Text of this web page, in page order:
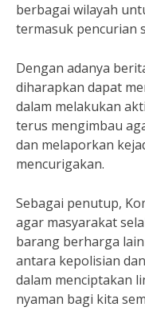
berbagai wilayah
termasuk pencurian
Dengan adanya
diharapkan dapat
dalam melakukan
terus mengimbau
dan melaporkan
mencurigakan.
Sebagai penutup,
agar masyarakat
barang berharga
antara kepolisian
dalam menciptakan
nyaman bagi kita